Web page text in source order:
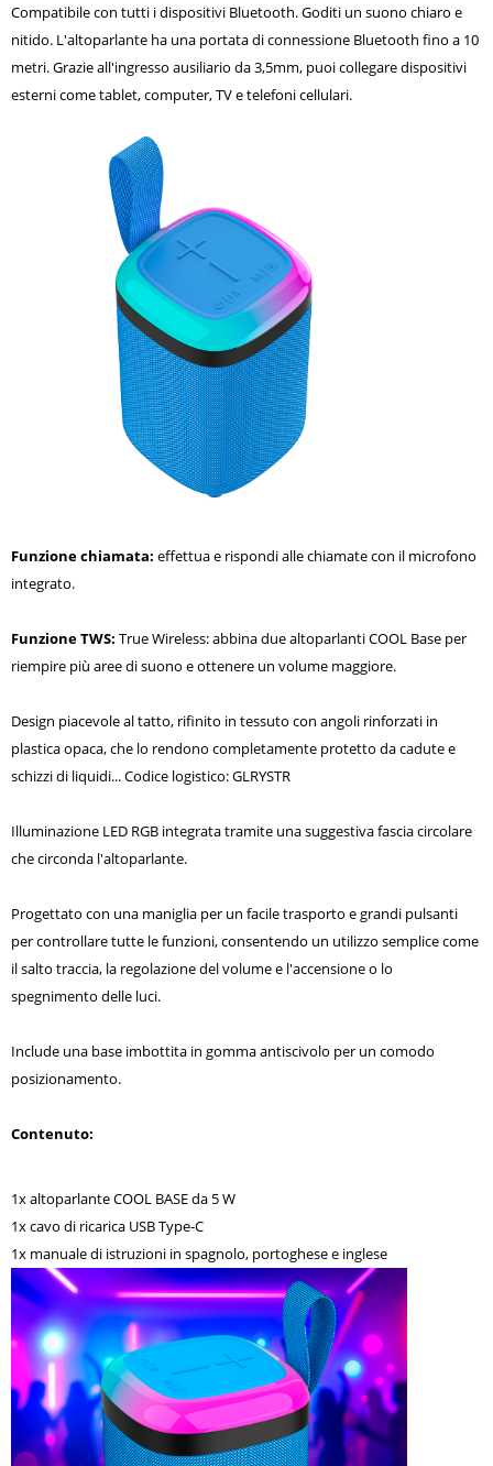
Compatibile con tutti i dispositivi Bluetooth. Goditi un suono chiaro e
nitido. L'altoparlante ha una portata di connessione Bluetooth fino a 10
metri. Grazie all'ingresso ausiliario da 3,5mm, puoi collegare dispositivi
esterni come tablet, computer, TV e telefoni cellulari.
Funzione chiamata: effettua e rispondi alle chiamate con il microfono
integrato.
Funzione TWS: True Wireless: abbina due altoparlanti COOL Base per
riempire più aree di suono e ottenere un volume maggiore.
Design piacevole al tatto, rifinito in tessuto con angoli rinforzati in
plastica opaca, che lo rendono completamente protetto da cadute e
schizzi di liquidi... Codice logistico: GLRYSTR
Illuminazione LED RGB integrata tramite una suggestiva fascia circolare
che circonda l'altoparlante.
Progettato con una maniglia per un facile trasporto e grandi pulsanti
per controllare tutte le funzioni, consentendo un utilizzo semplice come
il salto traccia, la regolazione del volume e l'accensione o lo
spegnimento delle luci.
Include una base imbottita in gomma antiscivolo per un comodo
posizionamento.
Contenuto:
1x altoparlante COOL BASE da 5 W
1x cavo di ricarica USB Type-C
1x manuale di istruzioni in spagnolo, portoghese e inglese